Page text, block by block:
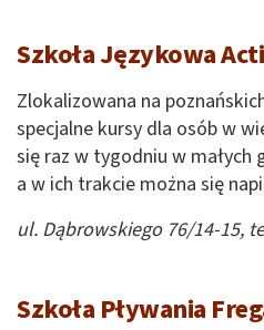
Szkoła Językowa
Zlokalizowana na
specjalne kursy dla osób w
się raz w tygodniu w małych
a w ich trakcie można się
ul. Dąbrowskiego 76/14-15,
Szkoła Pływania